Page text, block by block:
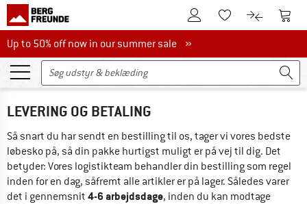
Til kundekontoenTil huskesedlen.
Til Til
Up to 50% off now in our summer sale
Up to 50% off now in our summer sale »
LEVERING OG BETALING
Så snart du har sendt en bestilling til os, tager vi vores bedste
løbesko på, så din pakke hurtigst muligt er på vej til dig. Det
betyder: Vores logistikteam behandler din bestilling som regel
inden for en dag, såfremt alle artikler er på lager. Således varer
det i gennemsnit 4-6 arbejdsdage, inden du kan modtage